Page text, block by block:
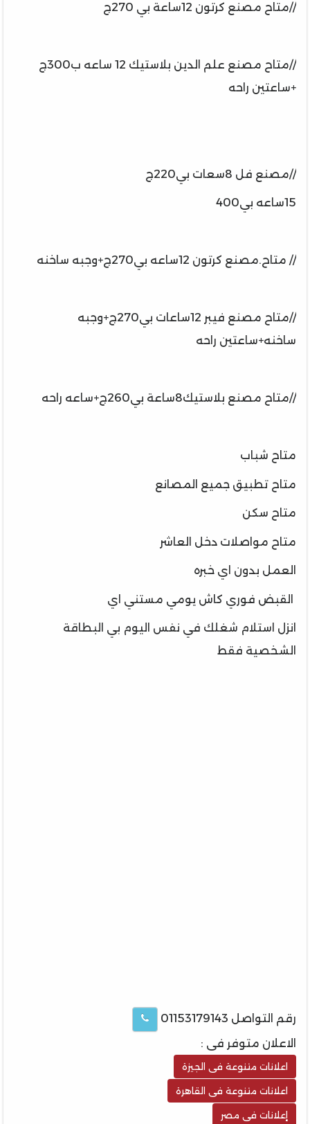
//متاح مصنع كرتون 12ساعة بي 270ج
//متاح مصنع علم الدين بلاستيك 12 ساعه ب300ج
+ساعتين راحه
//مصنع فل 8سعات بي220ج
15ساعه بي400
// متاح.مصنع كرتون 12ساعه بي270ج+وجبه ساخنه
//متاح مصنع فيبر 12ساعات بي270ج+وجبه
ساخنه+ساعتين راحه
//متاح مصنع بلاستيك8ساعة بي260ج+ساعه راحه
متاح شباب
متاح تطبيق جميع المصانع
متاح سكن
متاح مواصلات دخل العاشر
العمل بدون اي خبره
القبض فوري كاش يومي مستني اي
انزل استلام شغلك في نفس اليوم بي البطاقة
الشخصية فقط
رقم التواصل 01153179143
الاعلان متوفر فى :
اعلانات متنوعة فى الجيزة
اعلانات متنوعة فى القاهرة
إعلانات فى مصر